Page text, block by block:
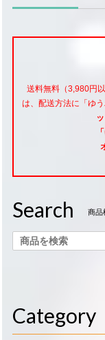
送料無料（3,980円
は、配送方法に「ゆ
Search 商品
Category